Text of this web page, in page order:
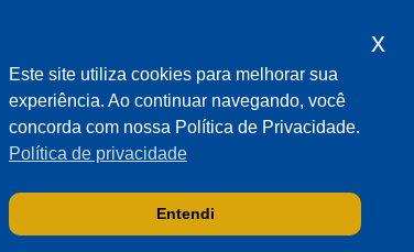
Este site utiliza cookies para melhorar sua
experiência. Ao continuar navegando, você
concorda com nossa Política de Privacidade.
Política de privacidade
Entendi
x